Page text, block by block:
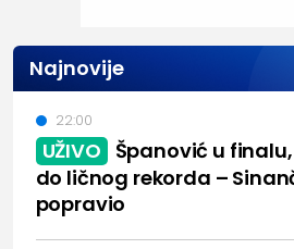
Najnovije
UŽIVO Španović u
do ličnog rekorda –
popravio
22:00